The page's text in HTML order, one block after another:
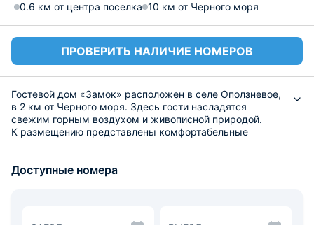
0.6 км от центра поселка 10 км от Черного моря
ПРОВЕРИТЬ НАЛИЧИЕ НОМЕРОВ
Гостевой дом «Замок» расположен в селе Оползневое,
в 2 км от Черного моря. Здесь гости насладятся
свежим горным воздухом и живописной природой.
К размещению представлены комфортабельные
телевидением и скоростным Wi-Fi. Просторная ванная
континентальный завтрак. В распоряжении гостей
Доступные номера